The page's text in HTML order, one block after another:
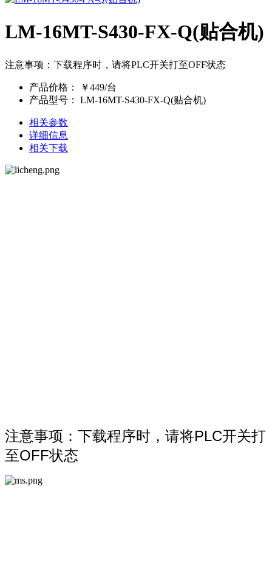
LM-16MT-S430-FX-Q(贴合机)
注意事项：下载程序时，请将PLC开关打至OFF状态
产品价格：
￥449/台
产品型号：
LM-16MT-S430-FX-Q(贴合机)
相关参数
详细信息
相关下载
注意事项：下载程序时，请将PLC开关打
至OFF状态